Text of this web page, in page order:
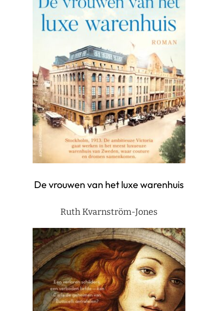
De vrouwen van het luxe warenhuis
Ruth Kvarnström-Jones